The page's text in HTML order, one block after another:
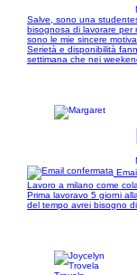
Salve, sono una
bisognosa di lavorare per
sono le mie sincere
Serietà e disponibilità
settimana che nei
Lavoro a milano come
Prima lavoravo 5 giorni
del tempo avrei bisogno